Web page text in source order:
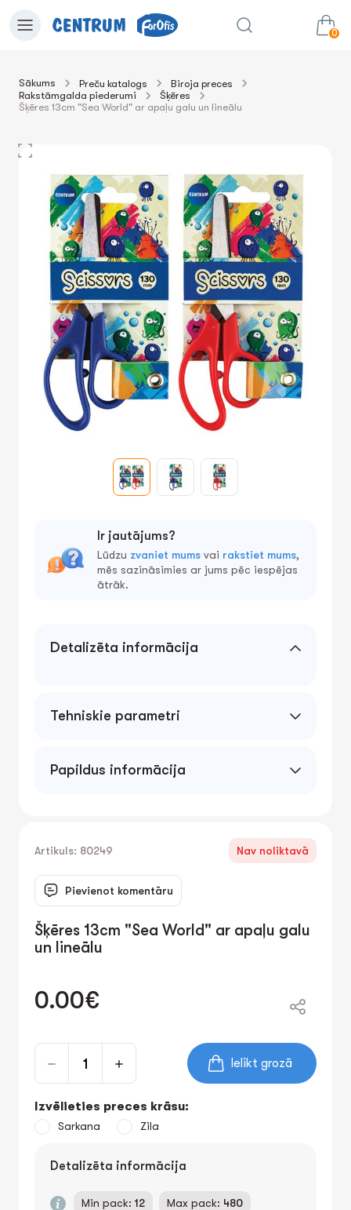
0
uz grozu Summa:
Sākums Preču katalogs
Biroja preces
Rakstāmgalda piederumi
Šķēres
Šķēres 13cm "Sea World" ar apaļu galu un lineālu
Ir jautājums?
Lūdzu zvaniet mums vai rakstiet mums,
mēs sazināsimies ar jums pēc iespējas
ātrāk.
Detalizēta informācija
Tehniskie parametri
Papildus informācija
Artikuls: 80249 Nav noliktavā
Pievienot komentāru
Šķēres 13cm "Sea World" ar apaļu galu
un lineālu
0.00€
Ielikt grozā
Izvēlieties preces krāsu:
Sarkana Zila
Detalizēta informācija
Min pack: 12 Max pack: 480